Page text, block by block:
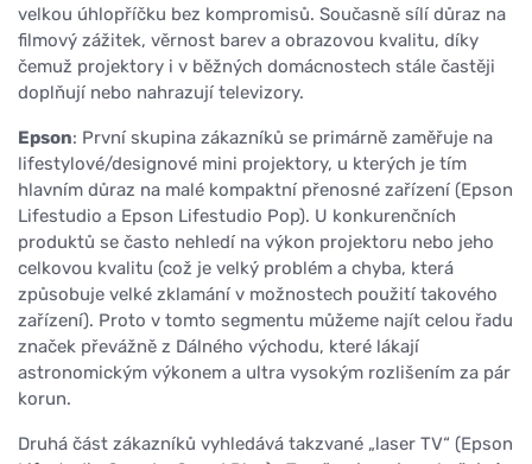
velkou úhlopříčku bez kompromisů. Současně sílí důraz na
filmový zážitek, věrnost barev a obrazovou kvalitu, díky
čemuž projektory i v běžných domácnostech stále častěji
doplňují nebo nahrazují televizory.
Epson: První skupina zákazníků se primárně zaměřuje na
lifestylové/designové mini projektory, u kterých je tím
hlavním důraz na malé kompaktní přenosné zařízení (Epson
Lifestudio a Epson Lifestudio Pop). U konkurenčních
produktů se často nehledí na výkon projektoru nebo jeho
celkovou kvalitu (což je velký problém a chyba, která
způsobuje velké zklamání v možnostech použití takového
zařízení). Proto v tomto segmentu můžeme najít celou řadu
značek převážně z Dálného východu, které lákají
astronomickým výkonem a ultra vysokým rozlišením za pár
korun.
Druhá část zákazníků vyhledává takzvané „laser TV“ (Epson